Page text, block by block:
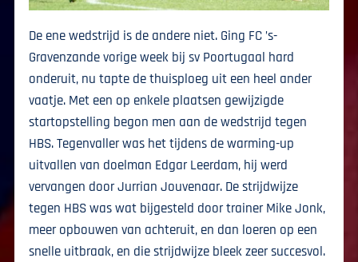
De ene wedstrijd is de andere niet. Ging FC ’s-
Gravenzande vorige week bij sv Poortugaal hard
onderuit, nu tapte de thuisploeg uit een heel ander
vaatje. Met een op enkele plaatsen gewijzigde
startopstelling begon men aan de wedstrijd tegen
HBS. Tegenvaller was het tijdens de warming-up
uitvallen van doelman Edgar Leerdam, hij werd
vervangen door Jurrian Jouvenaar. De strijdwijze
tegen HBS was wat bijgesteld door trainer Mike Jonk,
meer opbouwen van achteruit, en dan loeren op een
snelle uitbraak, en die strijdwijze bleek zeer succesvol.